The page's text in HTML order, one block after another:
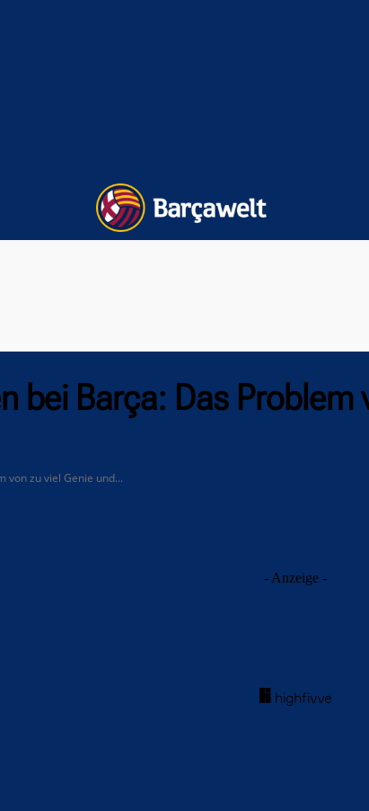
bei Barça: Das Problem
von zu viel Genie und...
- Anzeige -